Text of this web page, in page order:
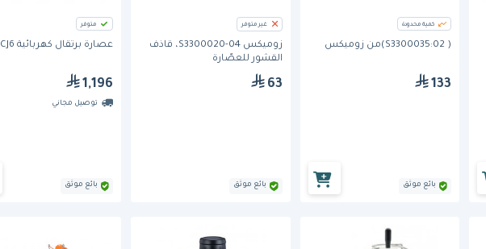
كمية محدودة
( S3300035:02)من زوميكس
133
بائع موثق
غير متوفر
زوميكس S3300020-04، قاذف
القشور للعصّارة
63
بائع موثق
متوفر
عصارة برتقال كهربائية CJ6 اوماج
1,196
توصيل مجاني
بائع موثق